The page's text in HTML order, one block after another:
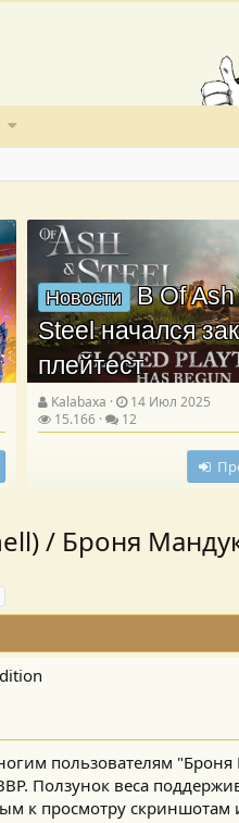
Новости В Of Ash
Steel начался
плейтест
Kalabaxa
14 Июл 2025
15.166
12
/ Броня
пользователям "Броня
Ползунок веса
к просмотру скриншотам